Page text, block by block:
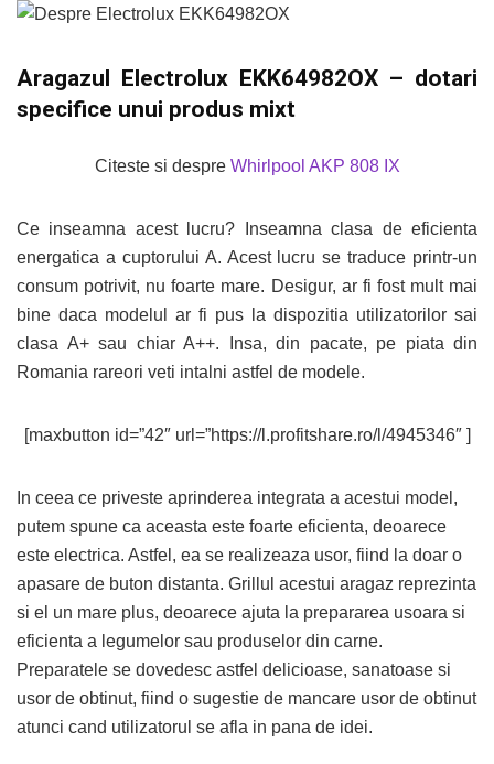
Aragazul Electrolux EKK64982OX – dotari
specifice unui produs mixt
Citeste si despre Whirlpool AKP 808 IX
Ce inseamna acest lucru? Inseamna clasa de eficienta
energatica a cuptorului A. Acest lucru se traduce printr-un
consum potrivit, nu foarte mare. Desigur, ar fi fost mult mai
bine daca modelul ar fi pus la dispozitia utilizatorilor sai
clasa A+ sau chiar A++. Insa, din pacate, pe piata din
Romania rareori veti intalni astfel de modele.
[maxbutton id=”42″ url=”https://l.profitshare.ro/l/4945346″ ]
In ceea ce priveste aprinderea integrata a acestui model,
putem spune ca aceasta este foarte eficienta, deoarece
este electrica. Astfel, ea se realizeaza usor, fiind la doar o
apasare de buton distanta. Grillul acestui aragaz reprezinta
si el un mare plus, deoarece ajuta la prepararea usoara si
eficienta a legumelor sau produselor din carne.
Preparatele se dovedesc astfel delicioase, sanatoase si
usor de obtinut, fiind o sugestie de mancare usor de obtinut
atunci cand utilizatorul se afla in pana de idei.